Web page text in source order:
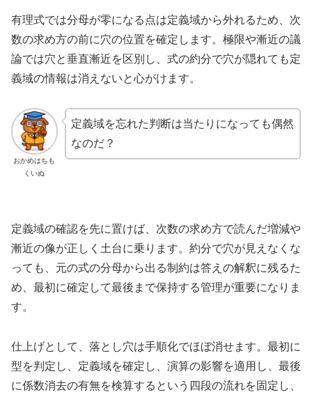
有理式では分母が零になる点は定義域から外れるため、次
数の求め方の前に穴の位置を確定します。極限や漸近の議
論では穴と垂直漸近を区別し、式の約分で穴が隠れても定
義域の情報は消えないと心がけます。
おかめはちも
くいぬ
定義域を忘れた判断は当たりになっても偶然
なのだ？
定義域の確認を先に置けば、次数の求め方で読んだ増減や
漸近の像が正しく土台に乗ります。約分で穴が見えなくな
っても、元の式の分母から出る制約は答えの解釈に残るた
め、最初に確定して最後まで保持する管理が重要になりま
す。
仕上げとして、落とし穴は手順化でほぼ消せます。最初に
型を判定し、定義域を確定し、演算の影響を適用し、最後
に係数消去の有無を検算するという四段の流れを固定し、